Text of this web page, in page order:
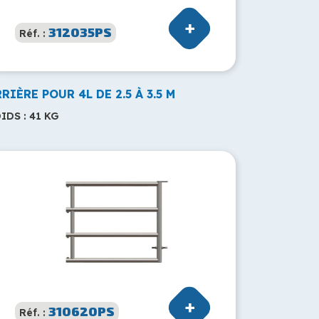
Réf. : 312035PS
POUR 4L DE 2.5 À 3.5 M
: 41 KG
Réf. : 310620PS